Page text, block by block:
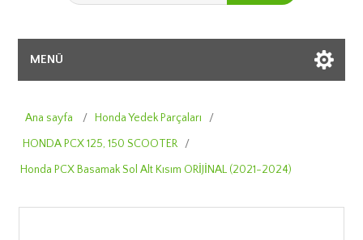
MENÜ
Ana sayfa / Honda Yedek Parçaları
/
HONDA PCX 125, 150 SCOOTER /
Honda PCX Basamak Sol Alt Kısım ORİJİNAL (2021-2024)